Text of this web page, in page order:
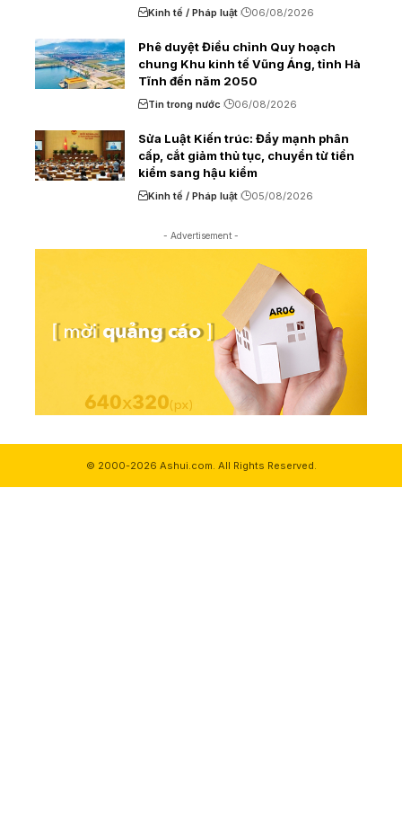
Kinh tế / Pháp luật 06/08/2026
Phê duyệt Điều chỉnh Quy hoạch
chung Khu kinh tế Vũng Áng, tỉnh Hà
Tĩnh đến năm 2050
Tin trong nước 06/08/2026
Sửa Luật Kiến trúc: Đẩy mạnh phân
cấp, cắt giảm thủ tục, chuyển từ tiền
kiểm sang hậu kiểm
Kinh tế / Pháp luật 05/08/2026
- Advertisement -
© 2000-2026 Ashui.com. All Rights Reserved.